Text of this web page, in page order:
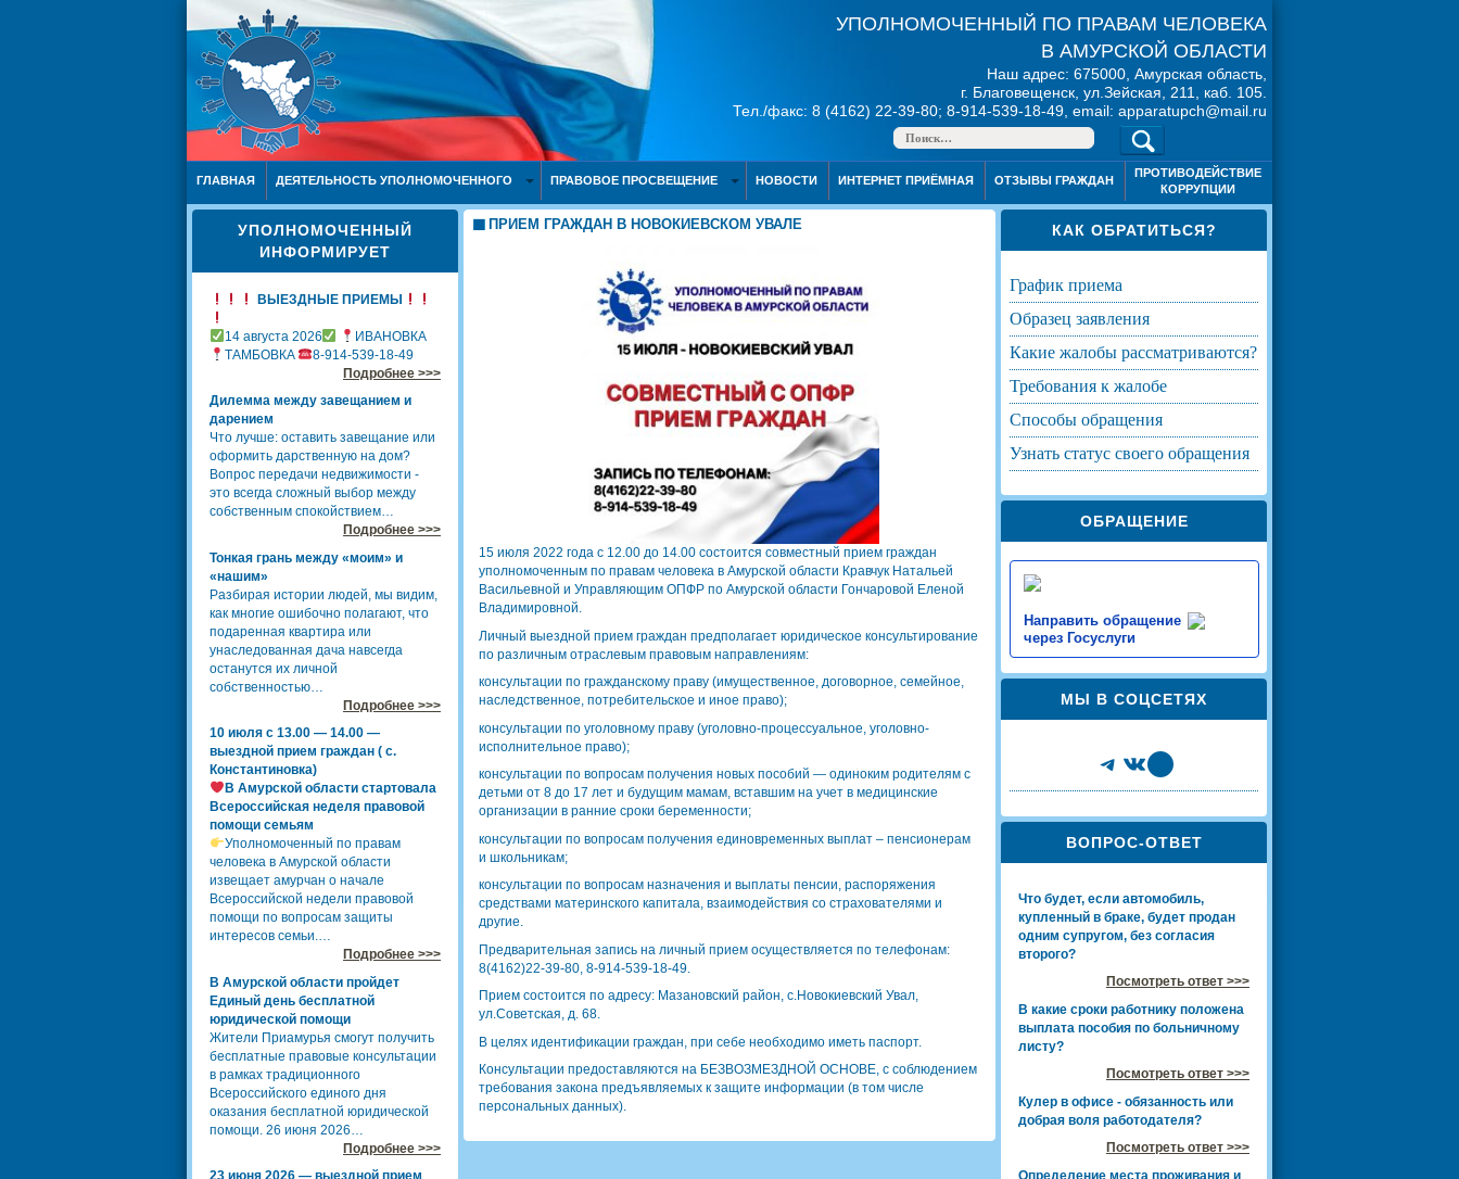
УПОЛНОМОЧЕННЫЙ ПО ПРАВАМ ЧЕЛОВЕКА
В АМУРСКОЙ ОБЛАСТИ
Наш адрес: 675000, Амурская область,
г. Благовещенск, ул.Зейская, 211, каб. 105.
Тел./факс: 8 (4162) 22-39-80; 8-914-539-18-49, email: apparatupch@mail.ru
ГЛАВНАЯ ДЕЯТЕЛЬНОСТЬ УПОЛНОМОЧЕННОГО ПРАВОВОЕ ПРОСВЕЩЕНИЕ НОВОСТИ ИНТЕРНЕТ ПРИЁМНАЯ ОТЗЫВЫ ГРАЖДАН
ПРОТИВОДЕЙСТВИЕ
КОРРУПЦИИ
УПОЛНОМОЧЕННЫЙ
ИНФОРМИРУЕТ
ВЫЕЗДНЫЕ ПРИЕМЫ
14 августа 2026
ИВАНОВКА
ТАМБОВКА
8-914-539-18-49
Подробнее >>>
Дилемма между завещанием и
дарением
Что лучше: оставить завещание или
оформить дарственную на дом?
Вопрос передачи недвижимости -
это всегда сложный выбор между
собственным спокойствием…
Подробнее >>>
Тонкая грань между «моим» и
«нашим»
Разбирая истории людей, мы видим,
как многие ошибочно полагают, что
подаренная квартира или
унаследованная дача навсегда
останутся их личной
собственностью…
Подробнее >>>
10 июля с 13.00 — 14.00 —
выездной прием граждан ( с.
Константиновка)
В Амурской области стартовала
Всероссийская неделя правовой
помощи семьям
Уполномоченный по правам
человека в Амурской области
извещает амурчан о начале
Всероссийской недели правовой
помощи по вопросам защиты
интересов семьи.…
Подробнее >>>
В Амурской области пройдет
Единый день бесплатной
юридической помощи
Жители Приамурья смогут получить
бесплатные правовые консультации
в рамках традиционного
Всероссийского единого дня
оказания бесплатной юридической
помощи. 26 июня 2026…
Подробнее >>>
23 июня 2026 — выездной прием
ПРИЕМ ГРАЖДАН В НОВОКИЕВСКОМ УВАЛЕ
15 июля 2022 года с 12.00 до 14.00 состоится совместный прием граждан
уполномоченным по правам человека в Амурской области Кравчук Натальей
Васильевной и Управляющим ОПФР по Амурской области Гончаровой Еленой
Владимировной.
Личный выездной прием граждан предполагает юридическое консультирование
по различным отраслевым правовым направлениям:
консультации по гражданскому праву (имущественное, договорное, семейное,
наследственное, потребительское и иное право);
консультации по уголовному праву (уголовно-процессуальное, уголовно-
исполнительное право);
консультации по вопросам получения новых пособий — одиноким родителям с
детьми от 8 до 17 лет и будущим мамам, вставшим на учет в медицинские
организации в ранние сроки беременности;
консультации по вопросам получения единовременных выплат – пенсионерам
и школьникам;
консультации по вопросам назначения и выплаты пенсии, распоряжения
средствами материнского капитала, взаимодействия со страхователями и
другие.
Предварительная запись на личный прием осуществляется по телефонам:
8(4162)22-39-80, 8-914-539-18-49.
Прием состоится по адресу: Мазановский район, с.Новокиевский Увал,
ул.Советская, д. 68.
В целях идентификации граждан, при себе необходимо иметь паспорт.
Консультации предоставляются на БЕЗВОЗМЕЗДНОЙ ОСНОВЕ, с соблюдением
требования закона предъявляемых к защите информации (в том числе
персональных данных).
КАК ОБРАТИТЬСЯ?
график приема
образец заявления
какие жалобы рассматриваются?
требования к жалобе
способы обращения
узнать статус своего обращения
ОБРАЩЕНИЕ
Направить обращение
через Госуслуги
МЫ В СОЦСЕТЯХ
Telegram
VKShare Icon
ВОПРОС-ОТВЕТ
Что будет, если автомобиль,
купленный в браке, будет продан
одним супругом, без согласия
второго?
Посмотреть ответ >>>
В какие сроки работнику положена
выплата пособия по больничному
листу?
Посмотреть ответ >>>
Кулер в офисе - обязанность или
добрая воля работодателя?
Посмотреть ответ >>>
Определение места проживания и